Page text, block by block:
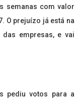
semanas com valor
O prejuízo já está na
empresas, e vai
pediu votos para a